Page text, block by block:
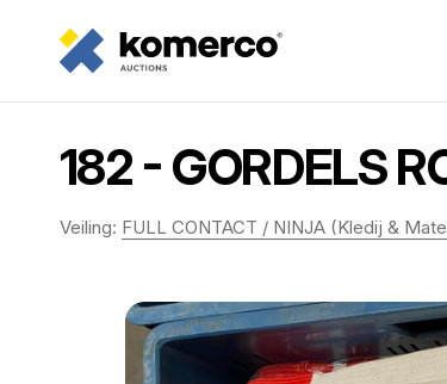
182 - GORDELS
Veiling: FULL CONTACT / NINJA (Kledij &